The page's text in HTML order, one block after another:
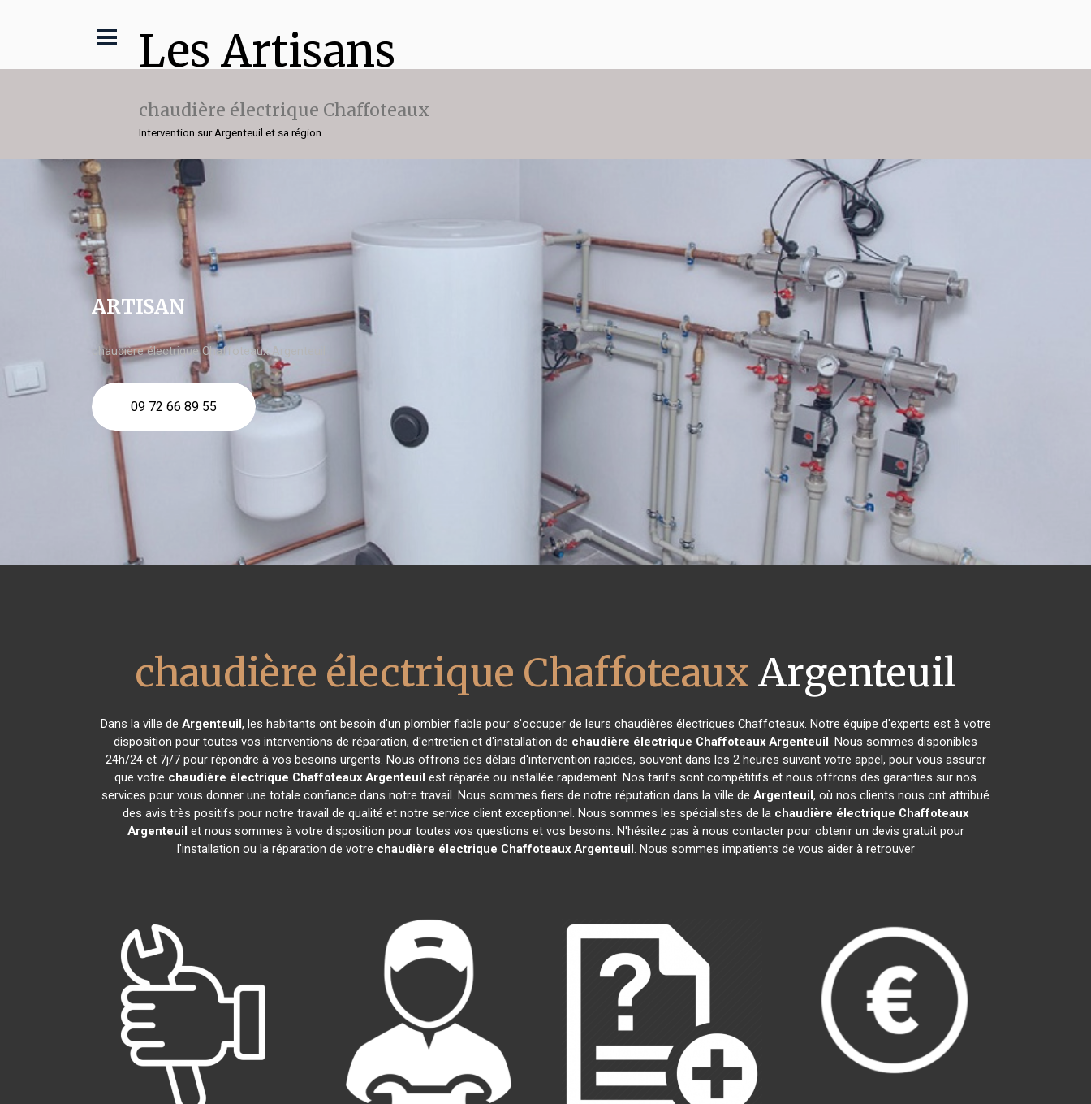
Les Artisans
chaudière électrique Chaffoteaux
Intervention sur Argenteuil et sa région
ARTISAN
chaudière électrique Chaffoteaux Argenteuil
09 72 66 89 55
chaudière électrique Chaffoteaux Argenteuil
Dans la ville de Argenteuil, les habitants ont besoin d'un plombier fiable pour s'occuper de leurs chaudières électriques Chaffoteaux. Notre équipe d'experts est à votre
disposition pour toutes vos interventions de réparation, d'entretien et d'installation de chaudière électrique Chaffoteaux Argenteuil. Nous sommes disponibles
24h/24 et 7j/7 pour répondre à vos besoins urgents. Nous offrons des délais d'intervention rapides, souvent dans les 2 heures suivant votre appel, pour vous assurer
que votre chaudière électrique Chaffoteaux Argenteuil est réparée ou installée rapidement. Nos tarifs sont compétitifs et nous offrons des garanties sur nos
services pour vous donner une totale confiance dans notre travail. Nous sommes fiers de notre réputation dans la ville de Argenteuil, où nos clients nous ont attribué
des avis très positifs pour notre travail de qualité et notre service client exceptionnel. Nous sommes les spécialistes de la chaudière électrique Chaffoteaux
Argenteuil et nous sommes à votre disposition pour toutes vos questions et vos besoins. N'hésitez pas à nous contacter pour obtenir un devis gratuit pour
l'installation ou la réparation de votre chaudière électrique Chaffoteaux Argenteuil. Nous sommes impatients de vous aider à retrouver